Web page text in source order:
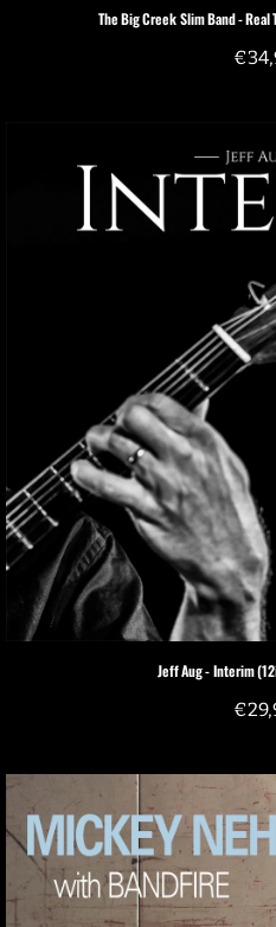
The Big Creek Slim Band -
€
Jeff Aug - Interim
€